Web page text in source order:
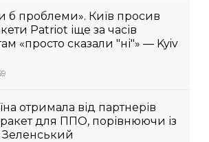
б проблеми». Київ просив
Patriot іще за часів
«просто сказали "ні"» — Kyiv
отримала від партнерів
для ППО, порівнюючи із